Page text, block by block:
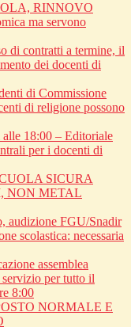
RINNOVO
ma servono
di contratti a termine, il
dei docenti di
di Commissione
di religione possono
18:00 – Editoriale
per i docenti di
SICURA
NON METAL
audizione FGU/Snadir
scolastica: necessaria
assemblea
per tutto il
8:00
NORMALE E